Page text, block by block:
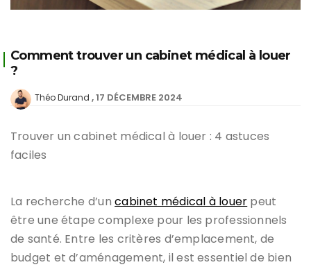
Comment trouver un cabinet médical à louer
?
Théo Durand 17 DÉCEMBRE 2024
Trouver un cabinet médical à louer : 4 astuces
faciles
La recherche d’uncabinet médical à louer peut
être une étape complexe pour les professionnels
de santé. Entre les critères d’emplacement, de
budget et d’aménagement, il est essentiel de bien